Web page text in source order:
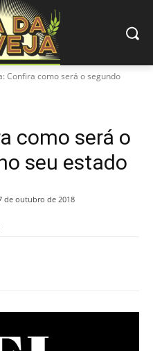
Confira como será o segundo
como será o
seu estado
de outubro de 2018